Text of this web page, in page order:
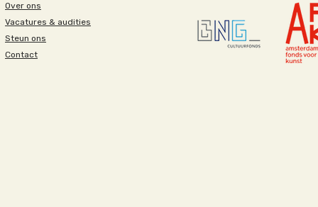
Over ons
Vacatures & audities
Steun ons
Contact